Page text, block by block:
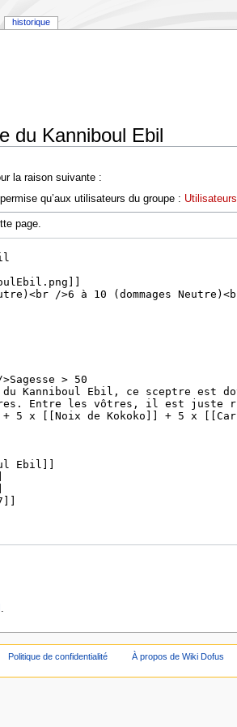
du Kanniboul Ebil
la raison suivante :
qu’aux utilisateurs du groupe : Utilisateurs
page.
historique
Politique de confidentialité À propos de Wiki Dofus